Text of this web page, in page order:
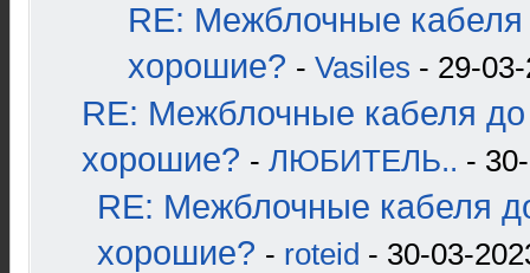
RE: Межблочные кабеля
хорошие? - Vasiles - 29-
RE: Межблочные кабеля до
хорошие? - ЛЮБИТЕЛЬ.. -
RE: Межблочные кабеля
хорошие? - roteid - 30-03-